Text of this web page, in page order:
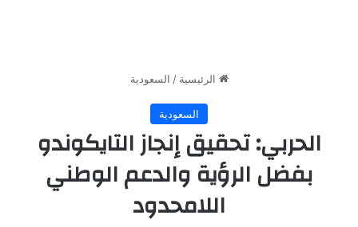
الرئيسية / السعودية
السعودية
الحربي: تحقيق إنجاز التايكوندو
بفضل الرؤية والدعم الوطني
اللامحدود